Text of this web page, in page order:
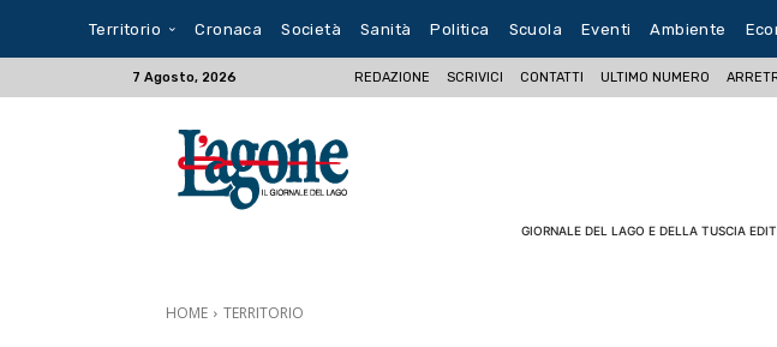
Territorio Cronaca Società Sanità Politica Scuola Eventi Ambiente
7 Agosto, 2026 REDAZIONE SCRIVICI CONTATTI ULTIMO NUMERO
GIORNALE DEL LAGO E DELLA TUSCIA
HOME TERRITORIO